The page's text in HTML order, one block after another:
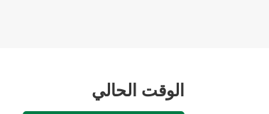
الوقت الحالي